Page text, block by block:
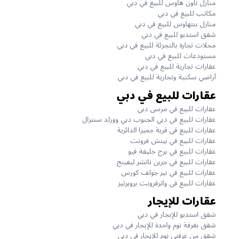
مكاتب للبيع في دبي
منازل بنتهاوس للبيع في دبي
شقق استديو للبيع في دبي
محلات تجارة بالتجزئة للبيع في دبي
مستودعات للبيع في دبي
عقارات تجارية للبيع في دبي
آراضي سكنية وتجارية للبيع في دبي
عقارات للبيع في دبي
عقارات للبيع في مرسى دبي
عقارات للبيع في دبي الجنوب دبي وورلد سنترال
عقارات للبيع في قرية جميرا الدائرية
عقارات للبيع في بيتش فرونت
عقارات للبيع في برج خليفة فيو
عقارات للبيع في جرين ناتشر ليفينج
عقارات للبيع في نير جولف كورس
عقارات للبيع في واترفرونت بروبرتيز
عقارات للإيجار
شقق استديو للإيجار في دبي
شقق بغرفة نوم واحدة للإيجار في دبي
شقق من غرفتي نوم للإيجار في دبي